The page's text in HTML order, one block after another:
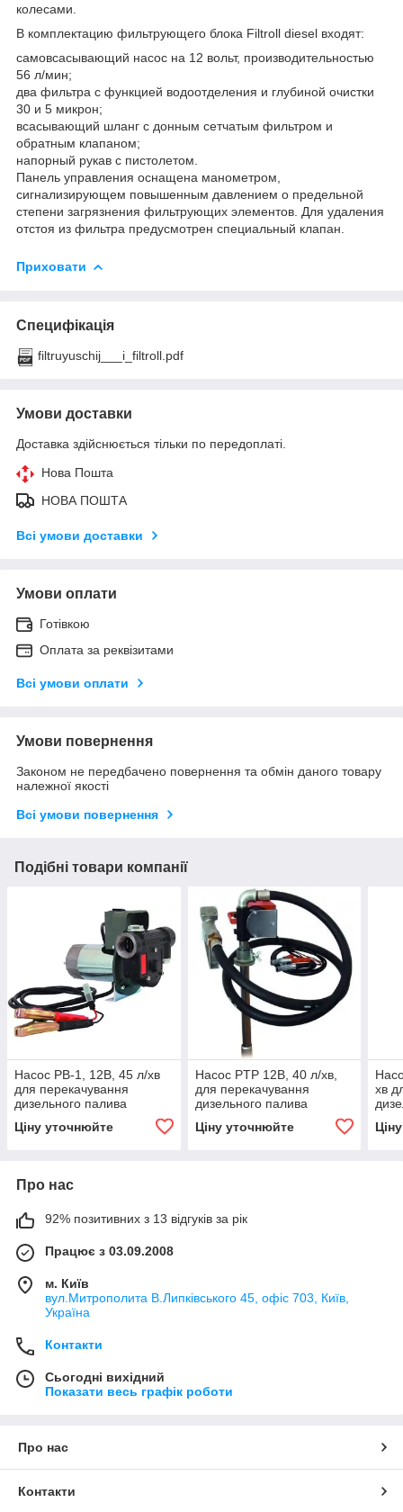
колесами.
В комплектацию фильтрующего блока Filtroll diesel входят:
самовсасывающий насос на 12 вольт, производительностью
56 л/мин;
два фильтра с функцией водоотделения и глубиной очистки
30 и 5 микрон;
всасывающий шланг с донным сетчатым фильтром и
обратным клапаном;
напорный рукав с пистолетом.
Панель управления оснащена манометром,
сигнализирующем повышенным давлением о предельной
степени загрязнения фильтрующих элементов. Для удаления
отстоя из фильтра предусмотрен специальный клапан.
Приховати
Специфікація
filtruyuschij___i_filtroll.pdf
Умови доставки
Доставка здійснюється тільки по передоплаті.
Нова Пошта
НОВА ПОШТА
Всі умови доставки
Умови оплати
Готівкою
Оплата за реквізитами
Всі умови оплати
Умови повернення
Законом не передбачено повернення та обмін даного товару
належної якості
Всі умови повернення
Подібні товари компанії
Насос PB-1, 12В, 45 л/хв
для перекачування
дизельного палива
Ціну уточнюйте
Насос PTP 12В, 40 л/хв,
для перекачування
дизельного палива
(дизеля, ДТ) з бочки або
бака КИЇВ
Ціну уточнюйте
хв
Про нас
92% позитивних з 13 відгуків за рік
Працює з 03.09.2008
м. Київ
вул.Митрополита В.Липківського 45, офіс 703, Київ,
Україна
Контакти
Сьогодні вихідний
Показати весь графік роботи
Про нас
Контакти